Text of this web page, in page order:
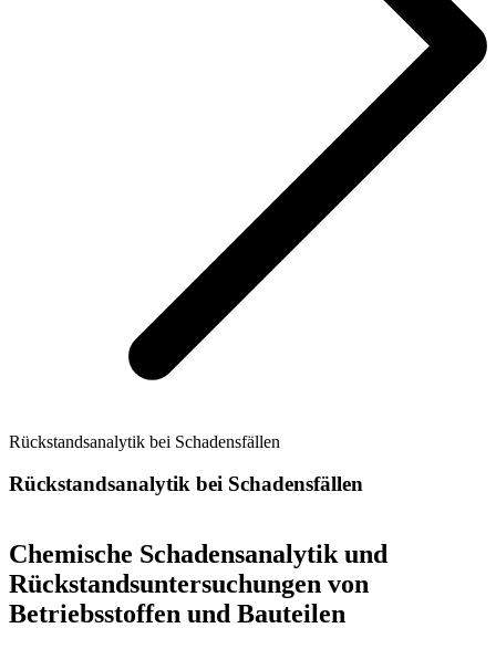
Rückstandsanalytik bei Schadensfällen
Rückstandsanalytik bei Schadensfällen
Chemische Schadensanalytik und
Rückstandsuntersuchungen von
Betriebsstoffen und Bauteilen